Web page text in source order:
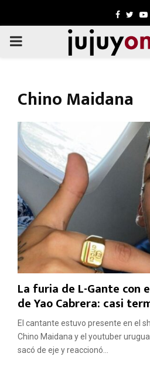
Facebook
PRIMARY
Chino Maidana
La furia de L-Gante con
de Yao Cabrera: casi
El cantante estuvo presente en el
Chino Maidana y el youtuber
sacó de eje y reaccionó...